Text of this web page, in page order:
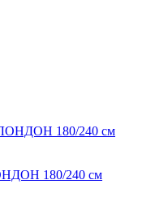
180/240 см